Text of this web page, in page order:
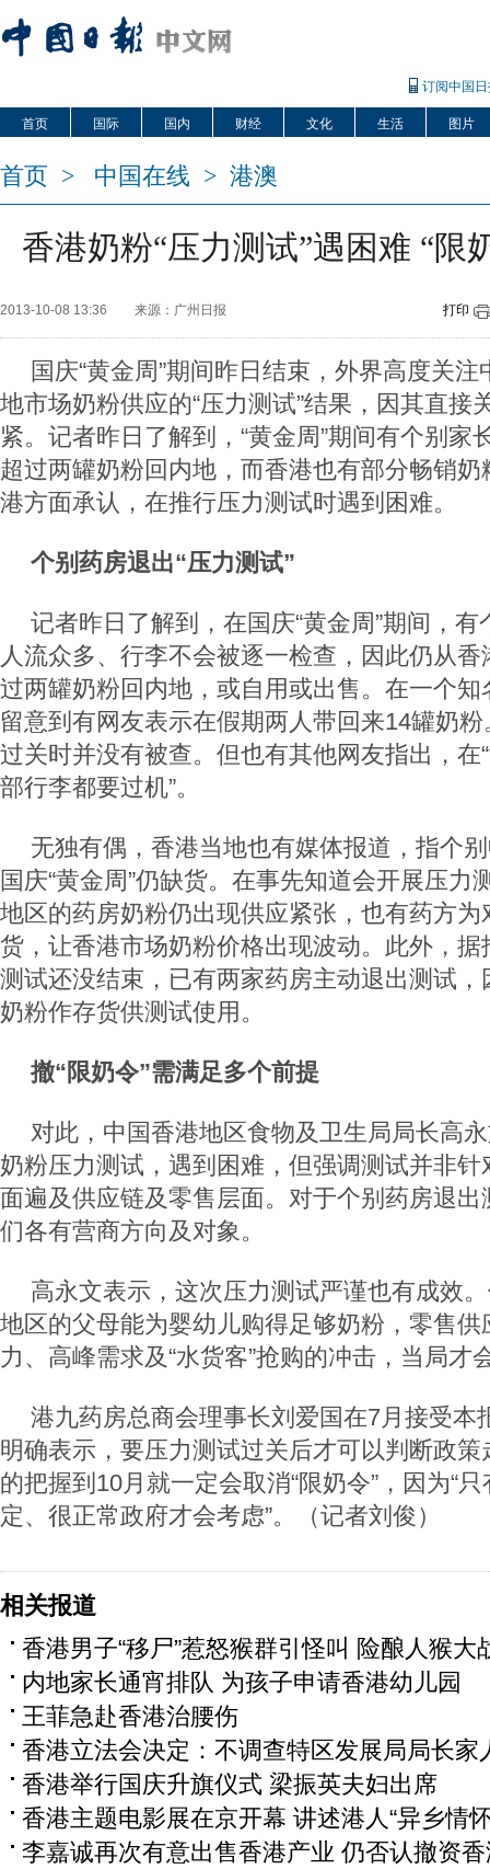
订阅中国
首页 国际 国内 财经 文化 生活 图片
首页 > 中国在线 > 港澳
香港奶粉“压力测试”遇困难 “限
2013-10-08 13:36 来源：广州日报 打印
国庆“黄金周”期间昨日结束，外界高度关
地市场奶粉供应的“压力测试”结果，因其直接
紧。记者昨日了解到，“黄金周”期间有个别家
超过两罐奶粉回内地，而香港也有部分畅销
港方面承认，在推行压力测试时遇到困难。
个别药房退出“压力测试”
记者昨日了解到，在国庆“黄金周”期间，
人流众多、行李不会被逐一检查，因此仍从
过两罐奶粉回内地，或自用或出售。在一个
留意到有网友表示在假期两人带回来14罐奶
过关时并没有被查。但也有其他网友指出，在
部行李都要过机”。
无独有偶，香港当地也有媒体报道，指个
国庆“黄金周”仍缺货。在事先知道会开展压力
地区的药房奶粉仍出现供应紧张，也有药方
货，让香港市场奶粉价格出现波动。此外，
测试还没结束，已有两家药房主动退出测试
奶粉作存货供测试使用。
撤“限奶令”需满足多个前提
对此，中国香港地区食物及卫生局局长高
奶粉压力测试，遇到困难，但强调测试并非
面遍及供应链及零售层面。对于个别药房退
们各有营商方向及对象。
高永文表示，这次压力测试严谨也有成效
地区的父母能为婴幼儿购得足够奶粉，零售
力、高峰需求及“水货客”抢购的冲击，当局才
港九药房总商会理事长刘爱国在7月接受本
明确表示，要压力测试过关后才可以判断政
的把握到10月就一定会取消“限奶令”，因为“
定、很正常政府才会考虑”。（记者刘俊）
相关报道
香港男子“移尸”惹怒猴群引怪叫 险酿人猴大
内地家长通宵排队 为孩子申请香港幼儿园
王菲急赴香港治腰伤
香港立法会决定：不调查特区发展局局长家
香港举行国庆升旗仪式 梁振英夫妇出席
香港主题电影展在京开幕 讲述港人“异乡情
李嘉诚再次有意出售香港产业 仍否认撤资